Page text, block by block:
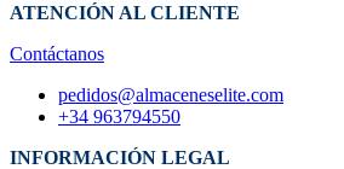
ATENCIÓN AL CLIENTE
Contáctanos
pedidos@almaceneselite.com
+34 963794550
INFORMACIÓN LEGAL